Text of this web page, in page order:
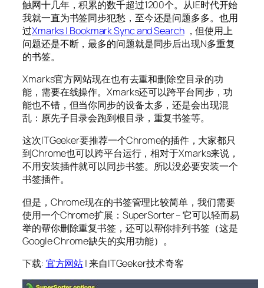
触网十几年，积累的数千超过1200个。从IE时代开始
我就一直为书签同步犯愁，至今还是问题多多。也用
过Xmarks| Bookmark Sync and Search，但使用上
问题还是不断，最多的问题就是同步后出现N多重复
的书签。
Xmarks官方网站现在也有去重和删除空目录的功
能，需要在线操作。Xmarks还可以跨平台同步，功
能也不错，但当你同步的设备太多，还是会出现混
乱：原先子目录会跑到根目录，重复书签等。
这次ITGeeker要推荐一个Chrome的插件，大家都只
到Chrome也可以跨平台运行，相对于Xmarks来说，
不用安装插件就可以同步书签。所以没必要安装一个
书签插件。
但是，Chrome现在的书签管理比较简单，我们需要
使用一个Chrome扩展：SuperSorter – 它可以轻而易
举的帮你删除重复书签，还可以帮你排列书签（这是
Google Chrome缺失的实用功能）。
下载: 官方网站| 来自ITGeeker技术奇客